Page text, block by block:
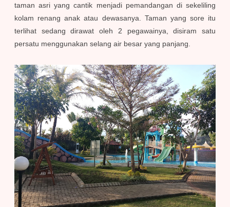
taman asri yang cantik menjadi pemandangan di sekeliling
kolam renang anak atau dewasanya. Taman yang sore itu
terlihat sedang dirawat oleh 2 pegawainya, disiram satu
persatu menggunakan selang air besar yang panjang.